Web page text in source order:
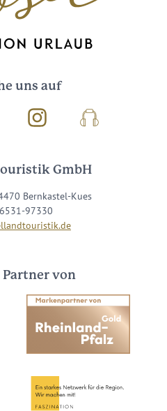
uns auf
InstagramPodcast
GmbH
Bernkastel-Kues
97330
von